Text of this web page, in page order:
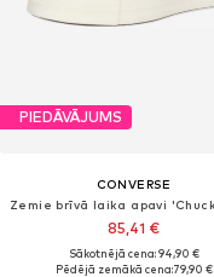
PIEDĀVĀJUMS
CONVERSE
85,41 €
Sākotnējā cena: 94,90 €
Pēdējā zemākā cena:79,90 €